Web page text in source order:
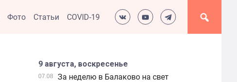
Фото Статьи COVID-19
9 августа, воскресенье
07.08
За неделю в Балаково на свет